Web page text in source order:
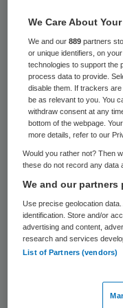
405 keer gelezen
Zorgkoepel
Coöperatie
krachten en
HWF.
HWF staat voor
West-Friesland.
aan het
in de regio
huisarts: de
We Care About
We and our889 partners
or unique identifiers, on
technologies to support the
process data to provide.
disable them. If trackers
be as relevant to you. You
withdraw consent at any
bottom of the webpage.
more details, refer to our
Would you rather not? Then
these do not record any data
We and our
Use precise geolocation
identification. Store and/or
advertising and content,
research and services
List of Partners (vendors)